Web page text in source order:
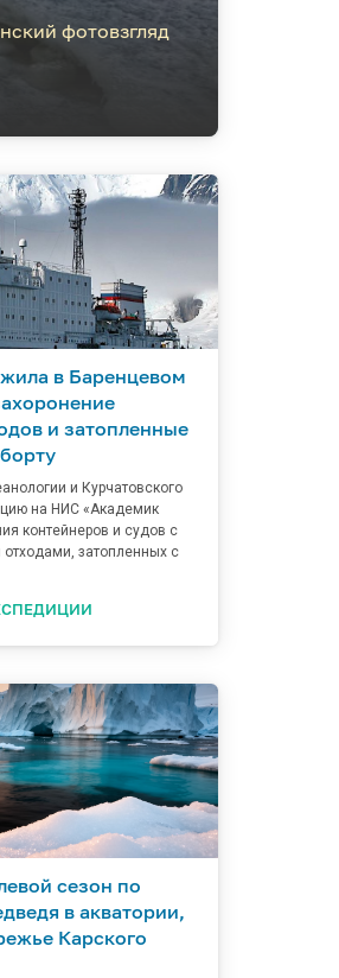
фотовзгляд
в Баренцевом
и затопленные
и Курчатовского
на НИС «Академик
контейнеров и судов с
затопленных с
сезон по
в акватории,
Карского